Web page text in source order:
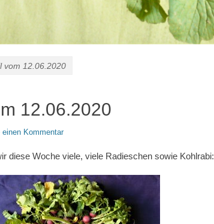
vom 12.06.2020
12.06.2020
einen Kommentar
diese Woche viele, viele Radieschen sowie Kohlrabi: